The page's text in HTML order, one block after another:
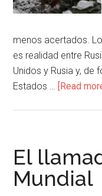
menos acertados.
es realidad entre
Unidos y Rusia y, de
Estados … [Read
El
Mundial